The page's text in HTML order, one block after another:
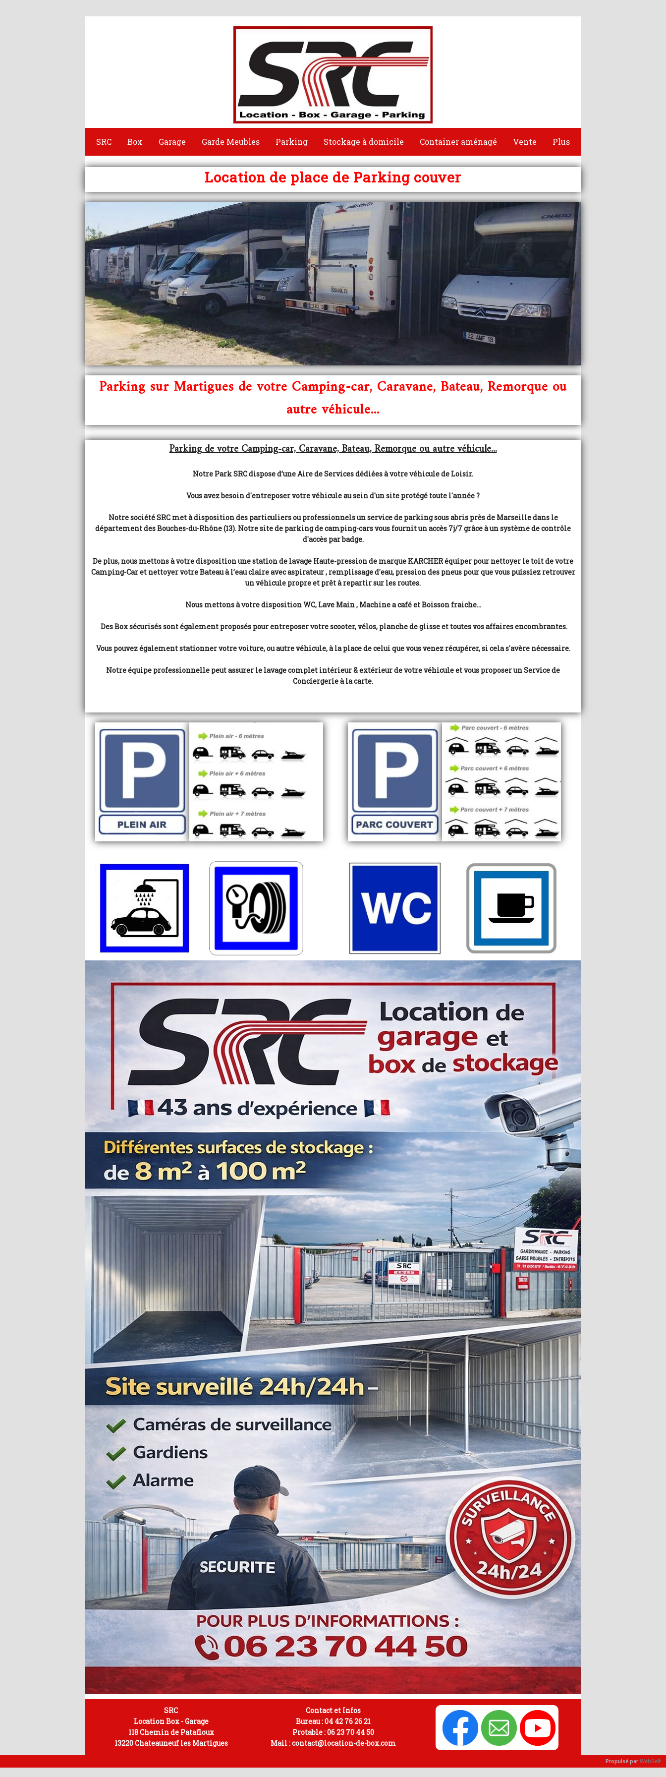
SRC Box Garage Garde Meubles Parking Stockage à domicile Container aménagé Vente Plus
Location de place de Parking couver
Parking sur Martigues de votre Camping-car, Caravane, Bateau, Remorque ou
autre véhicule...
Parking de votre Camping-car, Caravane, Bateau, Remorque ou autre véhicule...
Notre Park SRC dispose d’une Aire de Services dédiées à votre véhicule de Loisir.
Vous avez besoin d'entreposer votre véhicule au sein d'un site protégé toute l'année ?
Notre société SRC met à disposition des particuliers ou professionnels un service de parking sous abris près de Marseille dans le
département des Bouches-du-Rhône (13). Notre site de parking de camping-cars vous fournit un accès 7j/7 grâce à un système de contrôle
d'accès par badge.
De plus, nous mettons à votre disposition une station de lavage Haute-pression de marque KARCHER équiper pour nettoyer le toit de votre
Camping-Car et nettoyer votre Bateau à l’eau claire avec aspirateur , remplissage d'eau, pression des pneus pour que vous puissiez retrouver
un véhicule propre et prêt à repartir sur les routes.
Nous mettons à votre disposition WC, Lave Main , Machine a café et Boisson fraiche...
Des Box sécurisés sont également proposés pour entreposer votre scooter, vélos, planche de glisse et toutes vos affaires encombrantes.
Vous pouvez également stationner votre voiture, ou autre véhicule, à la place de celui que vous venez récupérer, si cela s'avère nécessaire.
Notre équipe professionnelle peut assurer le lavage complet intérieur & extérieur de votre véhicule et vous proposer un Service de
Conciergerie à la carte.
Contact et Infos
Bureau :04 42 76 26 21
Protable :06 23 70 44 50
Mail :contact@location-de-box.com
SRC
Location Box - Garage
118 Chemin de Patafloux
13220 Chateauneuf les Martigues
Propulsé par WebSelf